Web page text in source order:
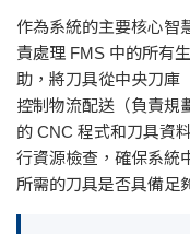
作為系統的主要核心智
責處理 FMS 中的所有
助，將刀具從中央刀庫
控制物流配送（負責規
的 CNC 程式和刀具資
行資源檢查，確保系統
所需的刀具是否具備足